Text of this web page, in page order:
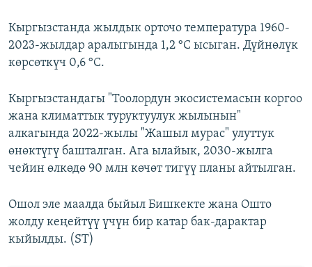
Кыргызстанда жылдык орточо температура 1960-
2023-жылдар аралыгында 1,2 °C ысыган. Дүйнөлүк
көрсөткүч 0,6 °C.
Кыргызстандагы "Тоолордун экосистемасын коргоо
жана климаттык туруктуулук жылынын"
алкагында 2022-жылы "Жашыл мурас" улуттук
өнөктүгү башталган. Ага ылайык, 2030-жылга
чейин өлкөдө 90 млн көчөт тигүү планы айтылган.
Ошол эле маалда быйыл Бишкекте жана Ошто
жолду кеңейтүү үчүн бир катар бак-дарактар
кыйылды. (ST)